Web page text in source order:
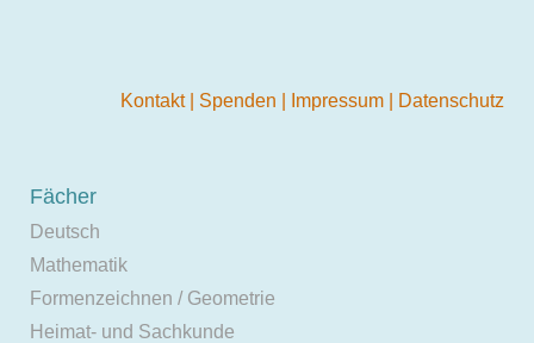
Kontakt Spenden Impressum Datenschutz
Fächer
Deutsch
Mathematik
Formenzeichnen / Geometrie
Heimat- und Sachkunde